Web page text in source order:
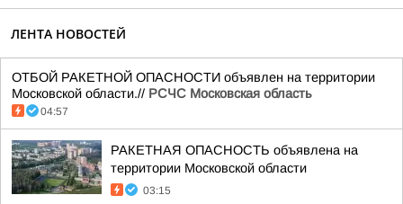
ЛЕНТА НОВОСТЕЙ
ОТБОЙ РАКЕТНОЙ ОПАСНОСТИ объявлен на территории
Московской области.// РСЧС Московская область
04:57
РАКЕТНАЯ ОПАСНОСТЬ объявлена на
территории Московской области
03:15